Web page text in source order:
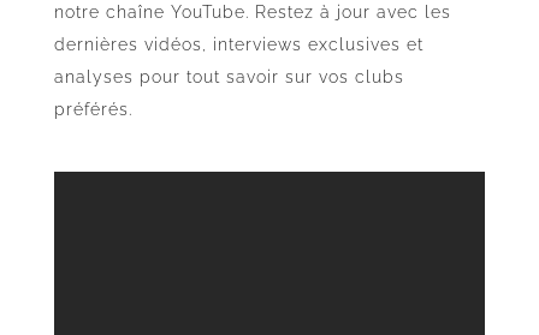
notre chaîne YouTube. Restez à jour avec les
dernières vidéos, interviews exclusives et
analyses pour tout savoir sur vos clubs
préférés.